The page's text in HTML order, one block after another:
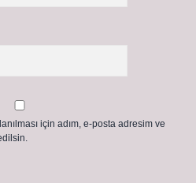
için adım, e-posta adresim ve